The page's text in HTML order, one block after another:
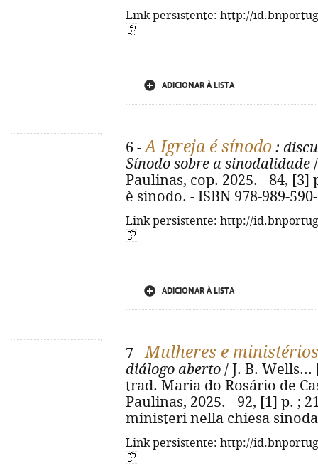
Link persistente: http://
ADICIONAR À LISTA
6 -A Igreja é sínodo :
Sínodo sobre a sinodalidade
Paulinas, cop. 2025. - 84, [3]
è sinodo. - ISBN 978-989-
Link persistente: http://
ADICIONAR À LISTA
7 -Mulheres e
diálogo aberto / J. B.
trad. Maria do Rosário de
Paulinas, 2025. - 92, [1] p. ;
ministeri nella chiesa
Link persistente: http://